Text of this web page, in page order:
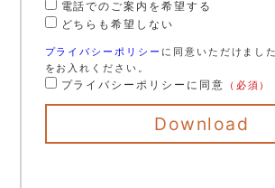
電話でのご案内を希望する
どちらも希望しない
プライバシーポリシー に同意いただけまし
をお入れください。
プライバシーポリシーに同意 （必須）